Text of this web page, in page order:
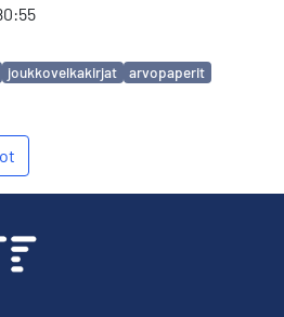
joukkovelkakirjat arvopaperit